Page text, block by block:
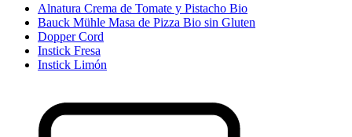
Alnatura Crema de Tomate y Pistacho Bio
Bauck Mühle Masa de Pizza Bio sin Gluten
Dopper Cord
Instick Fresa
Instick Limón